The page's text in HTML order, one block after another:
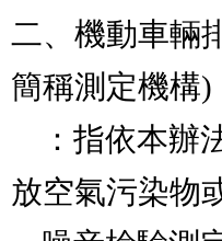
二、機動車輛
簡稱測定機構)
放空氣污染物